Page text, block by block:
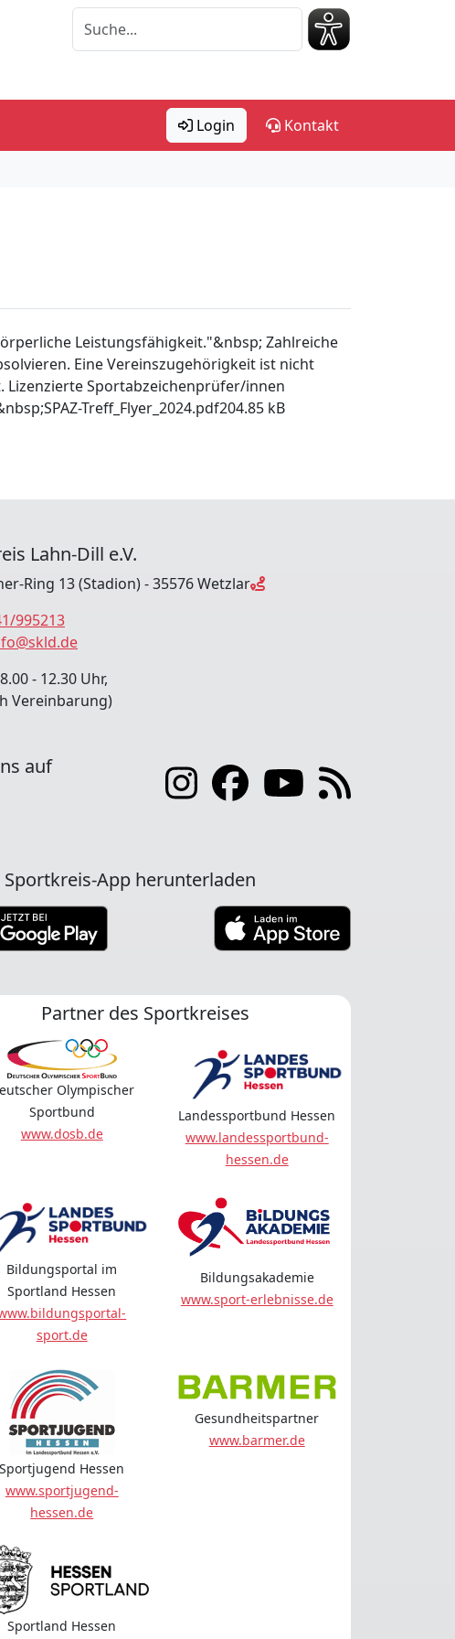
Login Kontakt
Leistungsfähigkeit."&nbsp; Zahlreiche
Eine Vereinszugehörigkeit ist nicht
Sportabzeichenprüfer/innen
Treff_Flyer_2024.pdf204.85 kB
Lahn-Dill e.V.
Ring 13 (Stadion) - 35576 Wetzlar
995213
- 12.30 Uhr,
Vereinbarung)
auf
Sportkreis-App herunterladen
Partner des Sportkreises
Olympischer
Sportbund
www.dosb.de
Landessportbund Hessen
www.landessportbund-
hessen.de
Bildungsportal im
Sportland Hessen
sport.de
Bildungsakademie
www.sport-erlebnisse.de
Sportjugend Hessen
www.sportjugend-
hessen.de
Gesundheitspartner
www.barmer.de
Sportland Hessen